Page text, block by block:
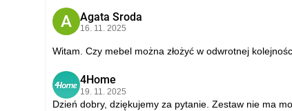
A Agata Sroda
16. 11. 2025
Witam. Czy mebel można złożyć w odwrotnej
4 4Home
19. 11. 2025
Dzień dobry, dziękujemy za pytanie. Zestaw nie ma